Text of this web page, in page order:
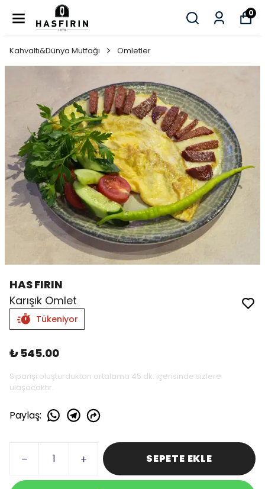
0
Kahvaltı&Dünya Mutfağı Omletler
HAS FIRIN
Karışık Omlet
Tükeniyor
₺ 545.00
Siparişi oluşturduktan ortalama 45 dk. içerisinde sizlere
ulaşacaktır.
Paylaş:
SEPETE EKLE